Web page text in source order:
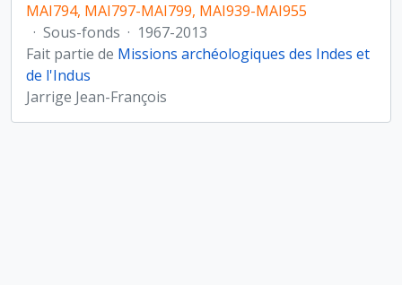
MAI794, MAI797-MAI799, MAI939-MAI955
· Sous-fonds · 1967-2013
Fait partie de Missions archéologiques des Indes et
de l'Indus
Jarrige Jean-François